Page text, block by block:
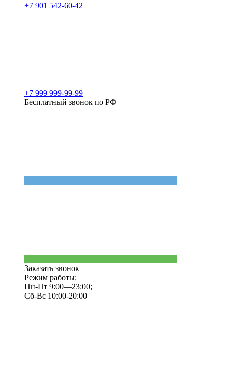
+7 901 542-60-42
+7 999 999-99-99
Бесплатный звонок по РФ
Заказать звонок
Режим работы:
Пн-Пт 9:00—23:00;
Сб-Вс 10:00-20:00